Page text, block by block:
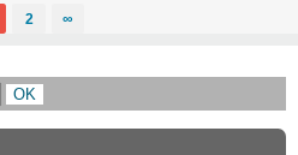
2 ∞